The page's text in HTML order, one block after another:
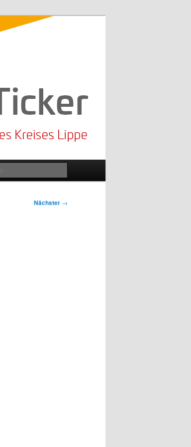
Nächster →